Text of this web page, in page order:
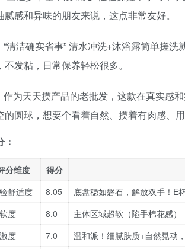
腻感和异味的朋友来说，这点非常友好。
“清洁确实省事” 清水冲洗+沐浴露简单搓
不发粘，日常保养轻松很多。
作为天天摸产品的老批发，这款在真实感
的圆球，想要个看着自然、摸着有肉感、
：
分维度 得分
舒适度
8.05
底盘稳如磐石，解放双手！E
度
8.0
主体区域超软（陷手棉花感
度
7.0
温和派！细腻肤质+自然晃动